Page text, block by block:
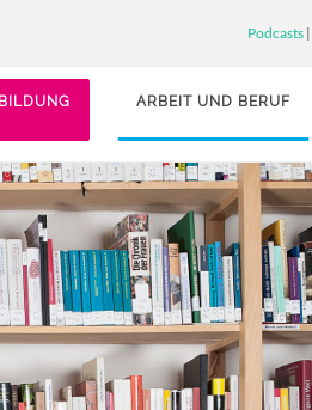
Podcasts|
BILDUNG ARBEIT UND BERUF